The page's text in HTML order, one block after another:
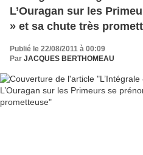
L’Ouragan sur les
» et sa chute très
Publié le 22/08/2011 à 00:09
Par JACQUES BERTHOMEAU